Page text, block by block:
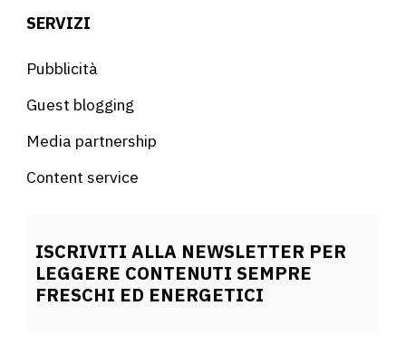
SERVIZI
Pubblicità
Guest blogging
Media partnership
Content service
ISCRIVITI ALLA NEWSLETTER PER
LEGGERE CONTENUTI SEMPRE
FRESCHI ED ENERGETICI